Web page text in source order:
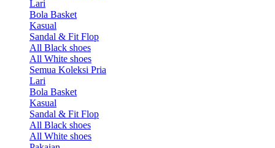
Lari
Bola Basket
Kasual
Sandal & Fit Flop
All Black shoes
All White shoes
Semua Koleksi Pria
Lari
Bola Basket
Kasual
Sandal & Fit Flop
All Black shoes
All White shoes